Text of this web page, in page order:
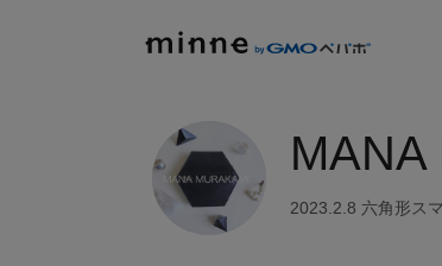
MANA
2023.2.8 六角形ス